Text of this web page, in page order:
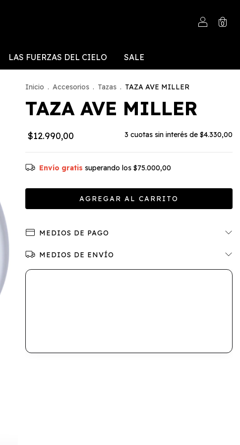
0
LAS FUERZAS DEL CIELO SALE
Inicio . Accesorios . Tazas . TAZA AVE MILLER
TAZA AVE MILLER
$12.990,00 3 cuotas sin interés de $4.330,00
Envío gratis superando los $75.000,00
MEDIOS DE PAGO
MEDIOS DE ENVÍO